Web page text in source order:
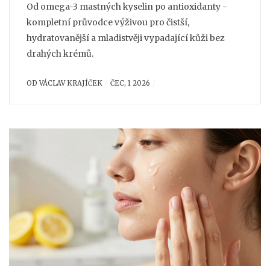
Od omega-3 mastných kyselin po antioxidanty -
kompletní průvodce výživou pro čistší,
hydratovanější a mladistvěji vypadající kůži bez
drahých krémů.
ODVÁCLAV KRAJÍČEK ČEC, 1 2026